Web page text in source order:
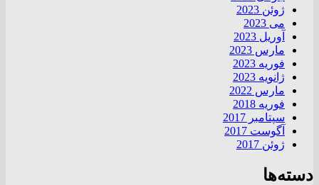
ژوئن 2023
می 2023
آوریل 2023
مارس 2023
فوریه 2023
ژانویه 2023
مارس 2022
فوریه 2018
سپتامبر 2017
آگوست 2017
ژوئن 2017
دسته‌ها